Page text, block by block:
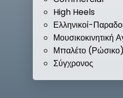
High Heels
Ελληνικοί-
Μουσικοκινητική
Μπαλέτο (Ρώσικο)
Σύγχρονος